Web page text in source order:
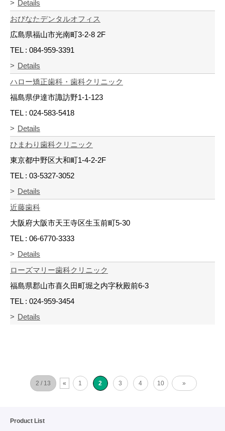
Details
おびなたデンタルオフィス
広島県福山市光南町3-2-8 2F
TEL : 084-959-3391
Details
ハロー矯正歯科・歯科クリニック
福島県伊達市諏訪野1-1-123
TEL : 024-583-5418
Details
ひまわり歯科クリニック
東京都中野区大和町1-4-2-2F
TEL : 03-5327-3052
Details
近藤歯科
大阪府大阪市天王寺区生玉前町5-30
TEL : 06-6770-3333
Details
ローズマリー歯科クリニック
福島県郡山市喜久田町堀之内字秋殿前6-3
TEL : 024-959-3454
Details
2 / 13 « 1 2 3 4 10 »
Product List